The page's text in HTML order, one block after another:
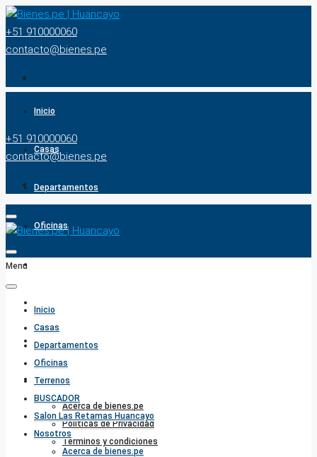
+51 910000060
contacto@bienes.pe
Inicio
Casas
Departamentos
Oficinas
Salon Las Retamas Huancayo
Nosotros
Acerca de bienes.pe
Politicas de Privacidad
Terminos y condiciones
+51 910000060
contacto@bienes.pe
Menu
Inicio
Casas
Departamentos
Oficinas
Terrenos
BUSCADOR
Salon Las Retamas Huancayo
Nosotros
Acerca de bienes.pe